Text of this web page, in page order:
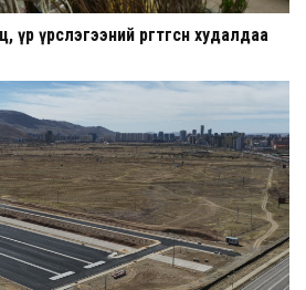
үр үрслэгээний өргөтгөсөн худалдаа